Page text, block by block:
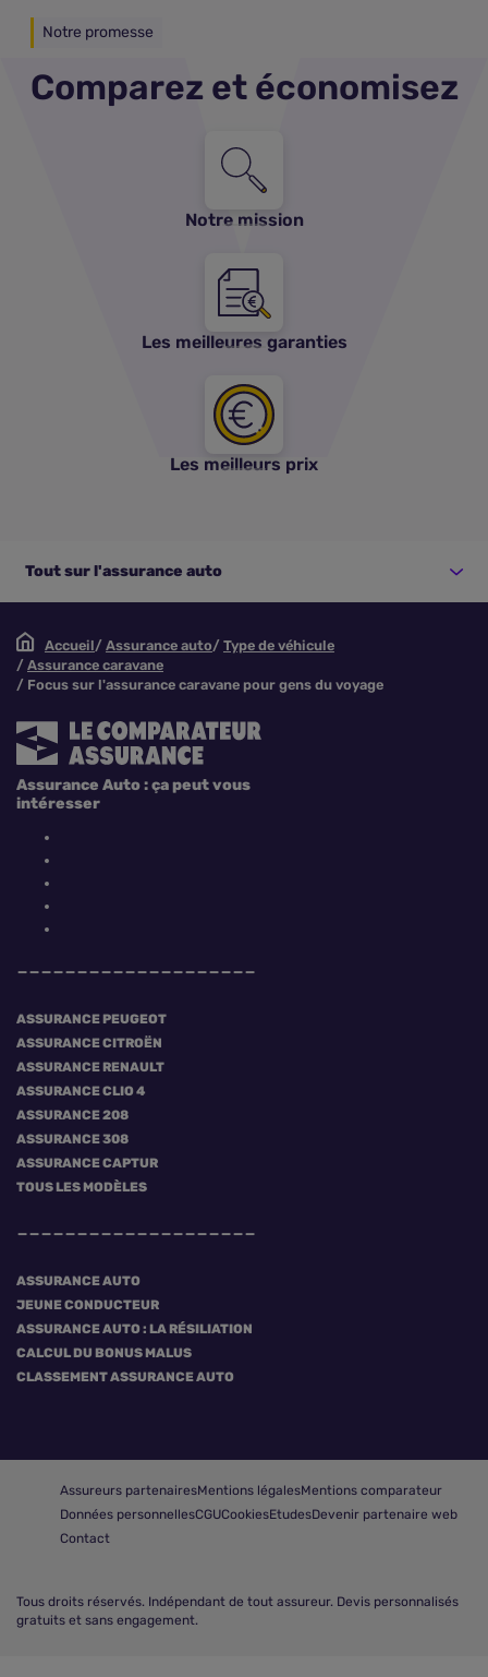
Notre promesse
Comparez et économisez
Notre mission
Les meilleures garanties
Les meilleurs prix
Tout sur l'assurance auto
Accueil Assurance auto
Type de véhicule
Assurance caravane
Focus sur l'assurance caravane pour gens du voyage
ASSURANCE PEUGEOT
ASSURANCE CITROËN
ASSURANCE RENAULT
ASSURANCE CLIO 4
ASSURANCE 208
ASSURANCE 308
ASSURANCE CAPTUR
TOUS LES MODÈLES
ASSURANCE AUTO
JEUNE CONDUCTEUR
ASSURANCE AUTO : LA RÉSILIATION
CALCUL DU BONUS MALUS
CLASSEMENT ASSURANCE AUTO
Assurance Auto : ça peut vous
intéresser
Assureurs partenairesMentions légalesMentions comparateur
Données personnellesCGUCookiesEtudesDevenir partenaire web
Contact
Tous droits réservés. Indépendant de tout assureur. Devis personnalisés
gratuits et sans engagement.